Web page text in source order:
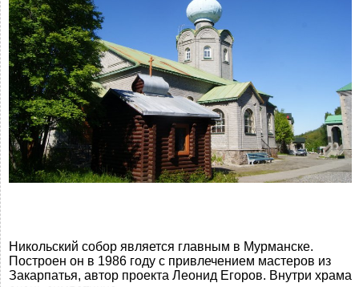
Никольский собор является главным в Мурманске.
Построен он в 1986 году с привлечением мастеров из
Закарпатья, автор проекта Леонид Егоров. Внутри храма